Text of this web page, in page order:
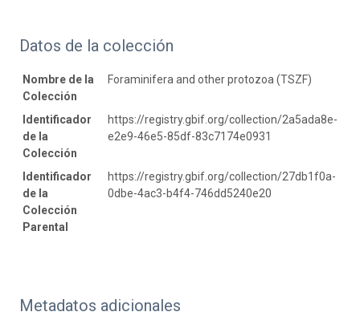
Datos de la colección
Nombre de la
Colección
Foraminifera and other protozoa (TSZF)
Identificador
de la
Colección
https://registry.gbif.org/collection/2a5ada8e-
e2e9-46e5-85df-83c7174e0931
Identificador
de la
Colección
Parental
https://registry.gbif.org/collection/27db1f0a-
0dbe-4ac3-b4f4-746dd5240e20
Metadatos adicionales